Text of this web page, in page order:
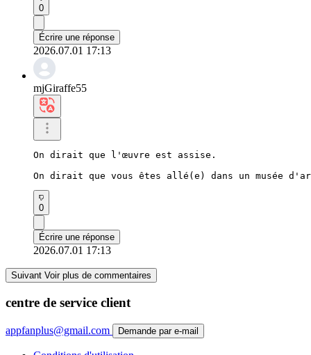
0
Écrire une réponse
2026.07.01 17:13
mjGiraffe55
On dirait que l'œuvre est assise.
On dirait que vous êtes allé(e) dans un musée
0
Écrire une réponse
2026.07.01 17:13
Suivant Voir plus de commentaires
centre de service client
appfanplus@gmail.com Demande par e-mail